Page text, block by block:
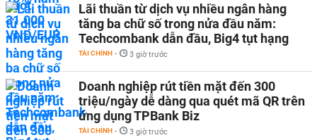
Lãi thuần từ dịch vụ nhiều ngân hàng
tăng ba chữ số trong nửa đầu năm:
Techcombank dẫn đầu, Big4 tụt hạng
TÀI CHÍNH - 3 giờ trước
Doanh nghiệp rút tiền mặt đến 300
triệu/ngày dễ dàng qua quét mã QR trên
ứng dụng TPBank Biz
TÀI CHÍNH - 3 giờ trước